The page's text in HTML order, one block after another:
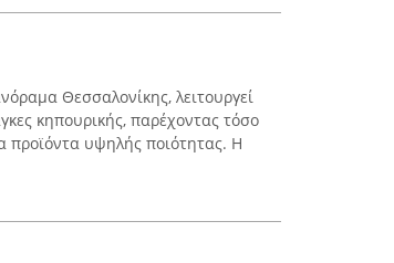
Θεσσαλονίκης, λειτουργεί
κηπουρικής, παρέχοντας τόσο
προϊόντα υψηλής ποιότητας. Η